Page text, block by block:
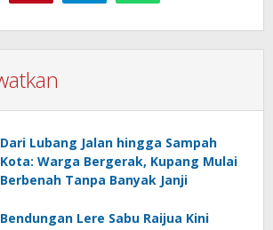
Dari Lubang Jalan hingga Sampah
Kota: Warga Bergerak, Kupang Mulai
Berbenah Tanpa Banyak Janji
Bendungan Lere Sabu Raijua Kini